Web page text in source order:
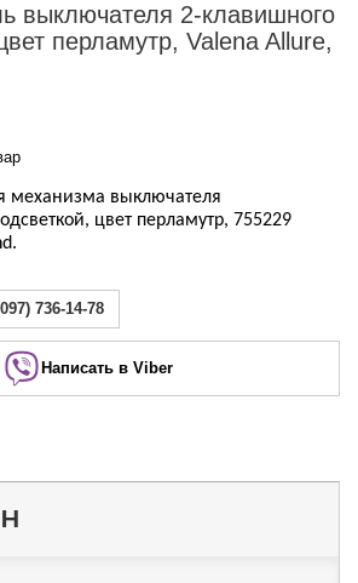
выключателя 2-клавишного
перламутр, Valena Allure,
механизма выключателя
цвет перламутр, 755229
.
736-14-78
Написать в Viber